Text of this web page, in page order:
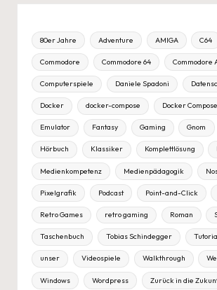
80er Jahre Adventure AMIGA C64
Commodore Commodore 64 Commodore
Computerspiele Daniele Spadoni
Docker docker-compose Docker Compose
Emulator Fantasy Gaming Gnom
Hörbuch Klassiker Komplettlösung
Medienkompetenz Medienpädagogik
Pixelgrafik Podcast Point-and-Click
Retro Games retro gaming Roman
Taschenbuch Tobias Schindegger
unser Videospiele Walkthrough
Windows Wordpress Zurück in die